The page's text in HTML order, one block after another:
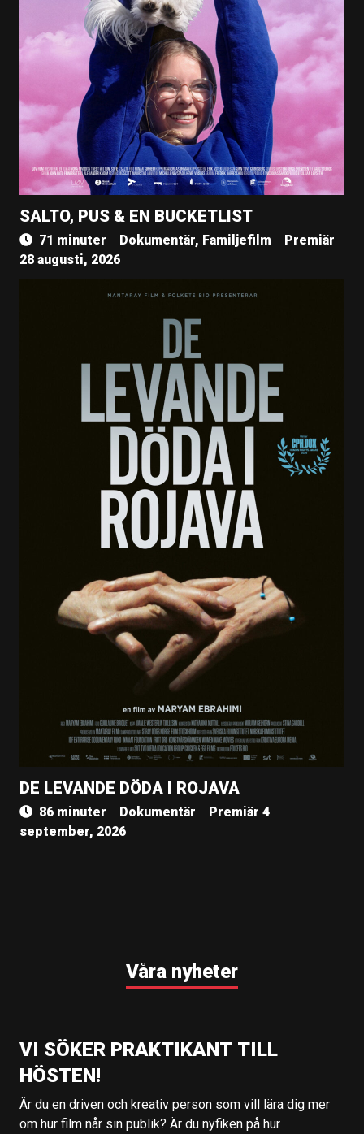
SALTO, PUS & EN BUCKETLIST
71 minuter Dokumentär, Familjefilm
Premiär
28 augusti, 2026
DE LEVANDE DÖDA I ROJAVA
86 minuter Dokumentär
Premiär 4
september, 2026
Våra nyheter
VI SÖKER PRAKTIKANT TILL
HÖSTEN!
Är du en driven och kreativ person som vill lära dig mer
om hur film når sin publik? Är du nyfiken på hur